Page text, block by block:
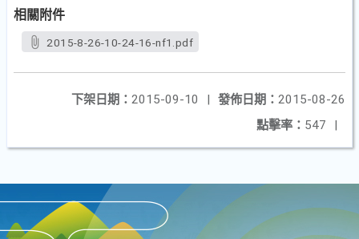
相關附件
2015-8-26-10-24-16-nf1.pdf
發佈日期： 2015-08-26
下架日期： 2015-09-10
|
點擊率： 547 |